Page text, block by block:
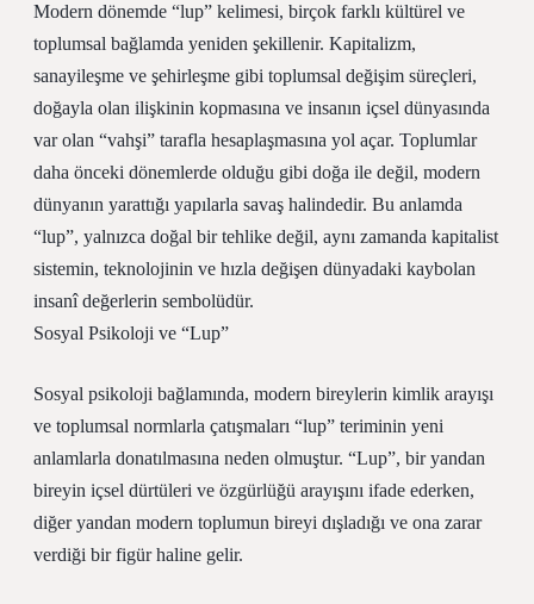
Modern dönemde “lup” kelimesi, birçok farklı kültürel ve
toplumsal bağlamda yeniden şekillenir. Kapitalizm,
sanayileşme ve şehirleşme gibi toplumsal değişim süreçleri,
doğayla olan ilişkinin kopmasına ve insanın içsel dünyasında
var olan “vahşi” tarafla hesaplaşmasına yol açar. Toplumlar
daha önceki dönemlerde olduğu gibi doğa ile değil, modern
dünyanın yarattığı yapılarla savaş halindedir. Bu anlamda
“lup”, yalnızca doğal bir tehlike değil, aynı zamanda kapitalist
sistemin, teknolojinin ve hızla değişen dünyadaki kaybolan
insanî değerlerin sembolüdür.
Sosyal Psikoloji ve “Lup”
Sosyal psikoloji bağlamında, modern bireylerin kimlik arayışı
ve toplumsal normlarla çatışmaları “lup” teriminin yeni
anlamlarla donatılmasına neden olmuştur. “Lup”, bir yandan
bireyin içsel dürtüleri ve özgürlüğü arayışını ifade ederken,
diğer yandan modern toplumun bireyi dışladığı ve ona zarar
verdiği bir figür haline gelir.